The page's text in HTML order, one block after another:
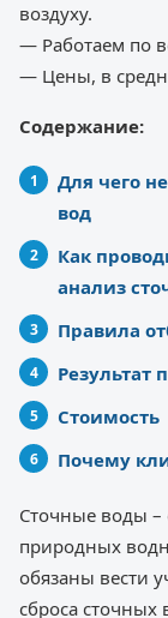
воздуху.
— Работаем по
— Цены, в
Содержание:
Для чего
вод
Как
анализ
Правила
Результат
Стоимость
Почему
Сточные воды –
природных
обязаны вести
сброса сточных